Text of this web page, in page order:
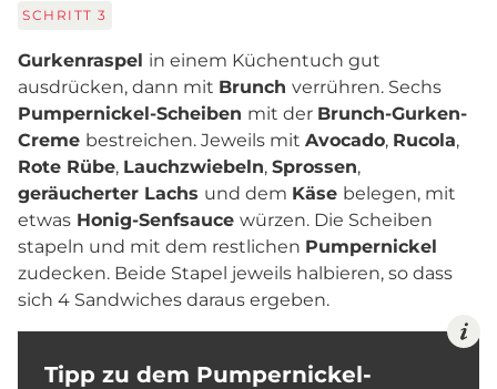
SCHRITT 3
Gurkenraspel in einem Küchentuch gut
ausdrücken, dann mit Brunch verrühren. Sechs
Pumpernickel-Scheiben mit der Brunch-Gurken-
Creme bestreichen. Jeweils mit Avocado, Rucola,
Rote Rübe, Lauchzwiebeln, Sprossen,
geräucherter Lachs und dem Käse belegen, mit
etwas Honig-Senfsauce würzen. Die Scheiben
stapeln und mit dem restlichen Pumpernickel
zudecken. Beide Stapel jeweils halbieren, so dass
sich 4 Sandwiches daraus ergeben.
Tipp zu dem Pumpernickel-